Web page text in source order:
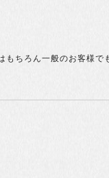
ちろん一般のお客様で